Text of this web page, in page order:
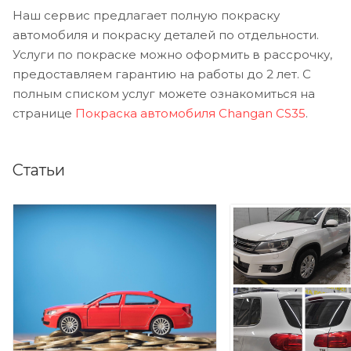
Наш сервис предлагает полную покраску
автомобиля и покраску деталей по отдельности.
Услуги по покраске можно оформить в рассрочку,
предоставляем гарантию на работы до 2 лет. С
полным списком услуг можете ознакомиться на
странице Покраска автомобиля Changan CS35.
Статьи